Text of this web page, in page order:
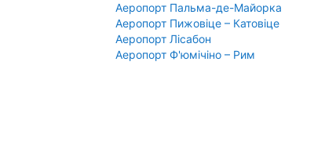
Аеропорт Пальма-де-Майорка
Аеропорт Пижовіце – Катовіце
Аеропорт Лісабон
Аеропорт Ф'юмічіно – Рим